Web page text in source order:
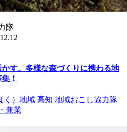
隊
す。多様な森づくりに携わる地
！
く）地域 高知 地域おこし協力隊
兼業